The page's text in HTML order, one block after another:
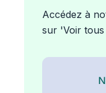
Accédez à
sur 'Voir